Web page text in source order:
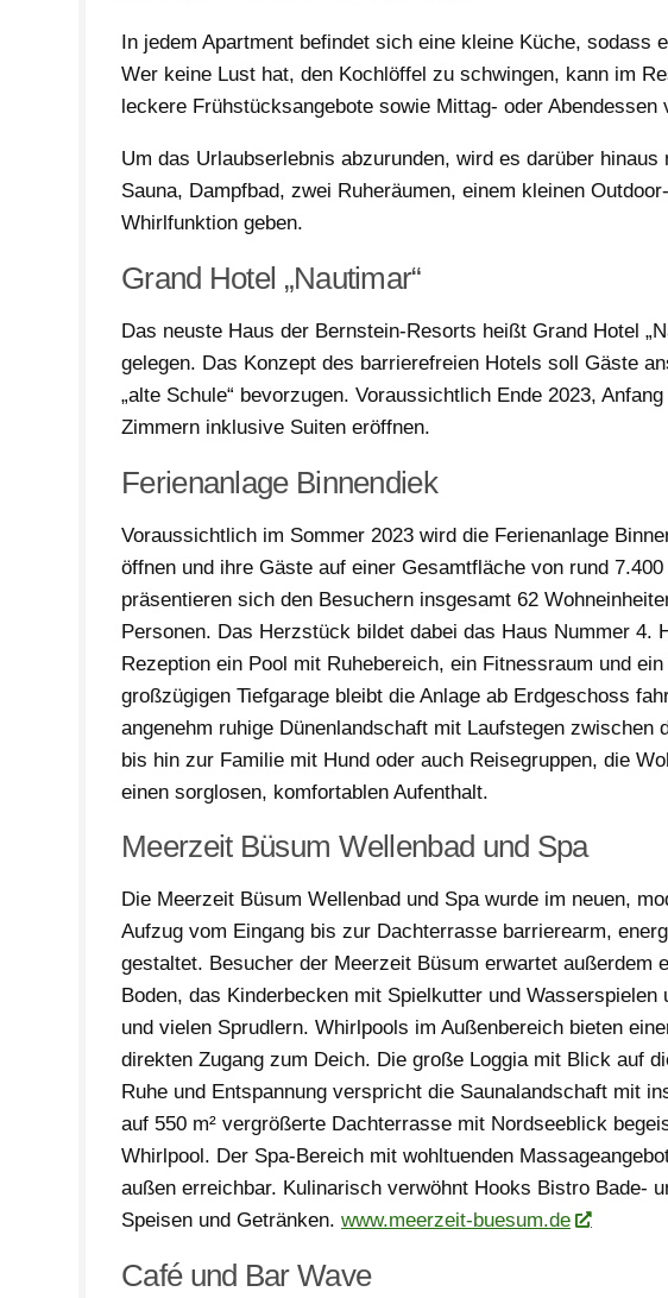
In jedem Apartment befindet sich eine kleine Küche, sodass
Wer keine Lust hat, den Kochlöffel zu schwingen, kann im
leckere Frühstücksangebote sowie Mittag- oder Abendessen
Um das Urlaubserlebnis abzurunden, wird es darüber
Sauna, Dampfbad, zwei Ruheräumen, einem kleinen
Whirlfunktion geben.
Grand Hotel „Nautimar“
Das neuste Haus der Bernstein-Resorts heißt Grand Hotel
gelegen. Das Konzept des barrierefreien Hotels soll Gäste
„alte Schule“ bevorzugen. Voraussichtlich Ende 2023,
Zimmern inklusive Suiten eröffnen.
Ferienanlage Binnendiek
Voraussichtlich im Sommer 2023 wird die Ferienanlage
öffnen und ihre Gäste auf einer Gesamtfläche von rund
präsentieren sich den Besuchern insgesamt 62
Personen. Das Herzstück bildet dabei das Haus Nummer 4.
Rezeption ein Pool mit Ruhebereich, ein Fitnessraum und
großzügigen Tiefgarage bleibt die Anlage ab Erdgeschoss
angenehm ruhige Dünenlandschaft mit Laufstegen zwischen
bis hin zur Familie mit Hund oder auch Reisegruppen, die
einen sorglosen, komfortablen Aufenthalt.
Meerzeit Büsum Wellenbad und Spa
Die Meerzeit Büsum Wellenbad und Spa wurde im neuen,
Aufzug vom Eingang bis zur Dachterrasse barrierearm,
gestaltet. Besucher der Meerzeit Büsum erwartet außerdem
Boden, das Kinderbecken mit Spielkutter und
und vielen Sprudlern. Whirlpools im Außenbereich bieten
direkten Zugang zum Deich. Die große Loggia mit Blick auf
Ruhe und Entspannung verspricht die Saunalandschaft mit
auf 550 m² vergrößerte Dachterrasse mit Nordseeblick
Whirlpool. Der Spa-Bereich mit wohltuenden
außen erreichbar. Kulinarisch verwöhnt Hooks Bistro Bade-
Speisen und Getränken. www.meerzeit-buesum.de
Café und Bar Wave